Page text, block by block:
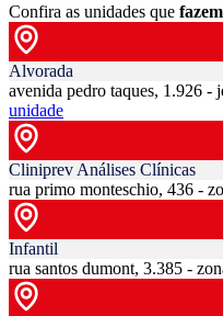
Confira as unidades que
Alvorada
avenida pedro taques, 1.926 -
unidade
Cliniprev Análises Clínicas
rua primo monteschio, 436 -
Infantil
rua santos dumont, 3.385 -